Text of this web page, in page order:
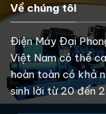
Về chúng tôi
Điện Máy Đại
Việt Nam có thể
hoàn toàn có khả
sinh lời từ 20 đến